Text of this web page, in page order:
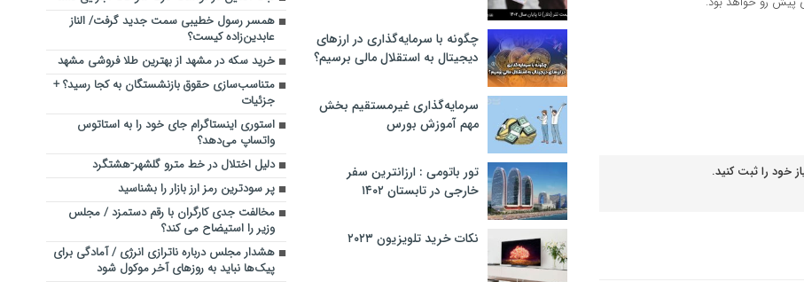
خود را ثبت کنید.
چگونه با سرمایه‌گذاری در ارزهای
دیجیتال به استقلال مالی برسیم؟
سرمایه‌گذاری غیرمستقیم بخش
مهم آموزش بورس
تور باتومی : ارزانترین سفر
خارجی در تابستان ۱۴۰۲
نکات خرید تلویزیون ۲۰۲۳
همسر رسول خطیبی سمت جدید گرفت/ الناز
عابدین‌زاده کیست؟
خرید سکه در مشهد از بهترین طلا فروشی مشهد
متناسب‌سازی حقوق بازنشستگان به کجا رسید؟ +
جزئیات
استوری اینستاگرام جای خود را به استاتوس
واتساپ می‌دهد؟
دلیل اختلال در خط مترو گلشهر-هشتگرد
پر سودترین رمز ارز بازار را بشناسید
مخالفت جدی کارگران با رقم دستمزد / مجلس
وزیر را استیضاح می کند؟
هشدار مجلس درباره ناترازی انرژی / آمادگی برای
پیک‌ها نباید به روزهای آخر موکول شود